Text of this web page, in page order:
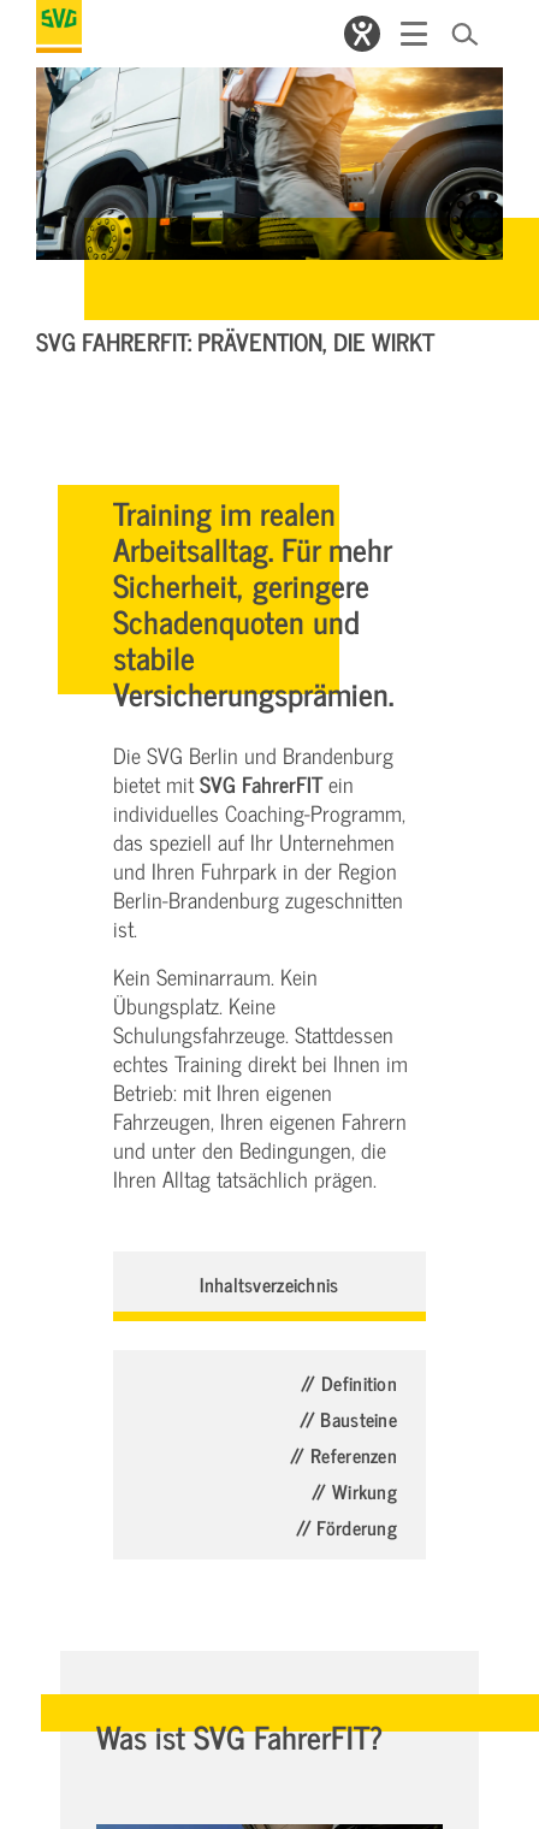
SVG FAHRERFIT: PRÄVENTION, DIE WIRKT
Training im realen
Arbeitsalltag. Für mehr
Sicherheit, geringere
Schadenquoten und
stabile
Versicherungsprämien.
Die SVG Berlin und Brandenburg
bietet mitSVG FahrerFITein
individuelles Coaching-Programm,
das speziell auf Ihr Unternehmen
und Ihren Fuhrpark in der Region
Berlin-Brandenburg zugeschnitten
ist.
Kein Seminarraum. Kein
Übungsplatz. Keine
Schulungsfahrzeuge. Stattdessen
echtes Training direkt bei Ihnen im
Betrieb: mit Ihren eigenen
Fahrzeugen, Ihren eigenen Fahrern
und unter den Bedingungen, die
Ihren Alltag tatsächlich prägen.
Inhaltsverzeichnis
// Definition
// Bausteine
// Referenzen
// Wirkung
// Förderung
Was ist SVG FahrerFIT?